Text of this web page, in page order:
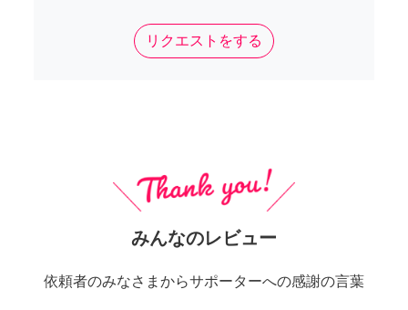
リクエストをする
みんなのレビュー
依頼者のみなさまからサポーターへの感謝の言葉